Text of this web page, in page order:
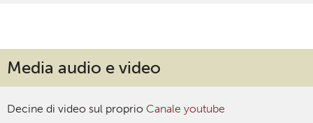
Media audio e video
Decine di video sul proprio Canale youtube